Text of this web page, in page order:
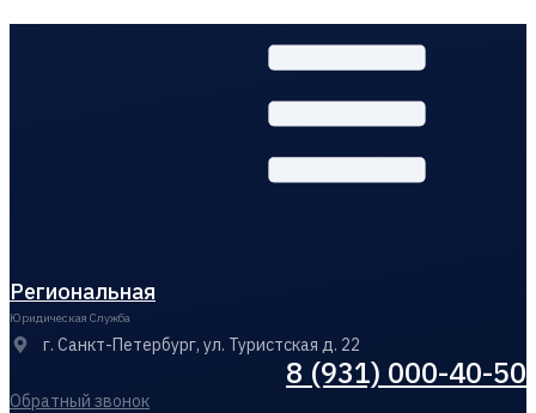
Региональная
Юридическая Служба
г. Санкт-Петербург, ул. Туристская д. 22
8 (931) 000-40-50
Обратный звонок